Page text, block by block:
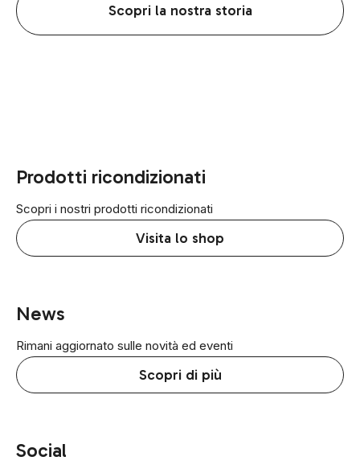
Scopri la nostra storia
Prodotti ricondizionati
Scopri i nostri prodotti ricondizionati
Visita lo shop
News
Rimani aggiornato sulle novità ed eventi
Scopri di più
Social